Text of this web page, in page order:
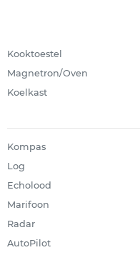
Kooktoestel
Magnetron/Oven
Koelkast
Kompas
Log
Echolood
Marifoon
Radar
AutoPilot